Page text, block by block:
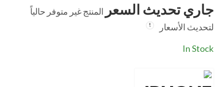
apple iphone 16e
IPHONE 15 PRO
جاري تحديث السعر المنتج غير متوفر حالياً
لتحديث الأسعار
In Stock